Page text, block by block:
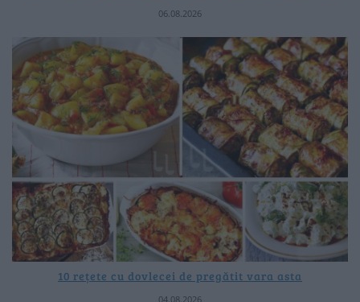
06.08.2026
10 rețete cu dovlecei de pregătit vara asta
04.08.2026